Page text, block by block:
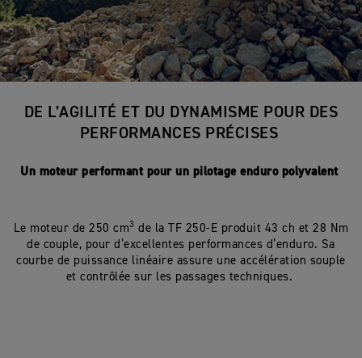
DE L’AGILITÉ ET DU DYNAMISME POUR DES
PERFORMANCES PRÉCISES
Un moteur performant pour un pilotage enduro polyvalent
Le moteur de 250 cm3 de la TF 250-E produit 43 ch et 28 Nm
de couple, pour d’excellentes performances d’enduro. Sa
courbe de puissance linéaire assure une accélération souple
et contrôlée sur les passages techniques.